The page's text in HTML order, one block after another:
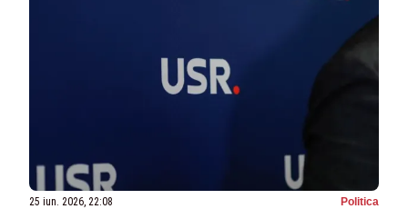
25 iun. 2026, 22:08 Politica